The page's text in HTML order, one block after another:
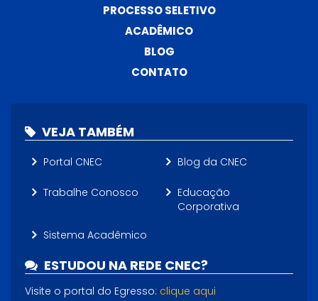
PROCESSO SELETIVO
ACADÊMICO
BLOG
CONTATO
VEJA TAMBÉM
Portal CNEC Blog da CNEC
Trabalhe Conosco
Educação
Corporativa
Sistema Acadêmico
ESTUDOU NA REDE CNEC?
Visite o portal do Egresso: clique aqui